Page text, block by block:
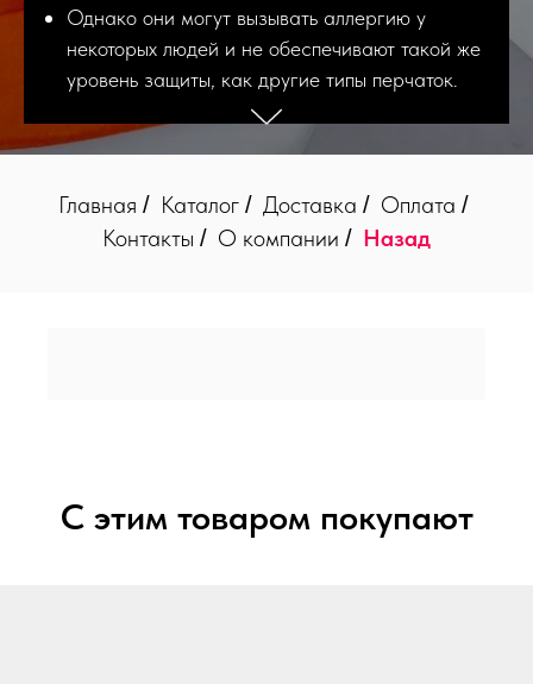
Однако они могут вызывать аллергию у
некоторых людей и не обеспечивают такой же
уровень защиты, как другие типы перчаток.
Главная / Каталог / Доставка / Оплата /
Контакты / О компании / Назад
С этим товаром покупают